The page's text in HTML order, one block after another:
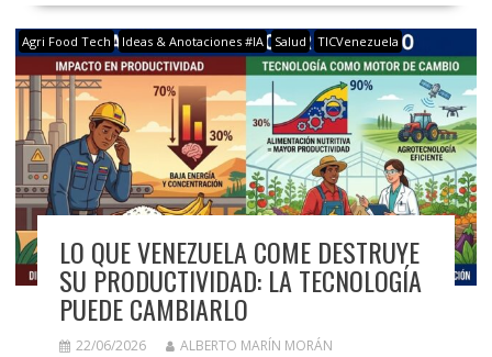
Agri Food Tech Ideas & Anotaciones #IA Salud TICVenezuela
LO QUE VENEZUELA COME DESTRUYE
SU PRODUCTIVIDAD: LA TECNOLOGÍA
PUEDE CAMBIARLO
22/06/2026
ALBERTO MARÍN MORÁN